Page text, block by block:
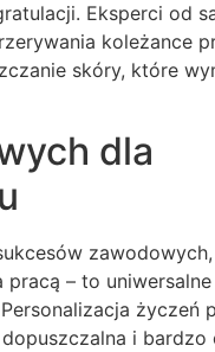
Eksperci od
koleżance
skóry, które
dla
– to
życzeń
i bardzo